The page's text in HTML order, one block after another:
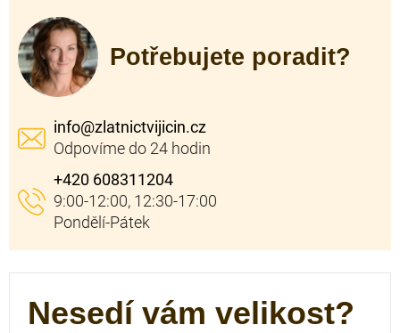
Potřebujete poradit?
info@zlatnictvijicin.cz
+420 608311204
Nesedí vám velikost?